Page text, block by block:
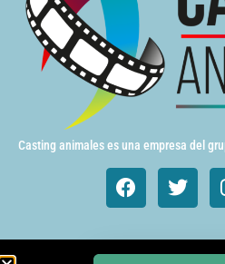
Casting animales es una empresa del